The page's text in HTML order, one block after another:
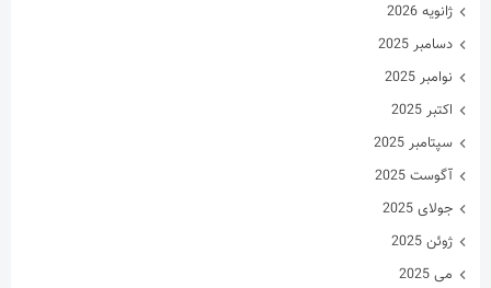
ژانویه 2026
دسامبر 2025
نوامبر 2025
اکتبر 2025
سپتامبر 2025
آگوست 2025
جولای 2025
ژوئن 2025
می 2025